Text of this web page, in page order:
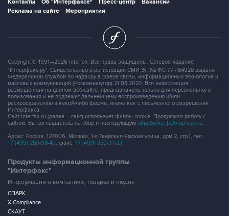
Контакты Об "Интерфаксе" Пресс-центр
Вакансии
Реклама на сайте
Мероприятия
Copyright © 1991—2026 Interfax. Все права защищены. Сетевое издание
"Интерфакс.ру". Свидетельство о регистрации СМИ ЭЛ № ФС 77 - 84928 выдано
Федеральной службой по надзору в сфере связи, информационных технологий и
массовых коммуникаций (Роскомнадзор) 21.03.2023. Вся информация,
размещенная на данном веб-сайте, предназначена только для персонального
пользования и не подлежит дальнейшему воспроизведению и/или
распространению в какой-либо форме, иначе как с письменного разрешения
Интерфакса.
Сайт Interfax.ru (далее – сайт) использует файлы cookie. Продолжая работу с
сайтом, Вы соглашаетесь на сбор и последующую обработку файлов cookie.
Адрес: Россия, 127006, Москва, 1-я Тверская-Ямская улица, дом 2, стр.1, тел.:
+7 (499) 250-98-40, факс: +7 (499) 250-97-27
Продукты информационной группы
"Интерфакс"
Информация о компаниях, товарах и людях
СПАРК
X-Compliance
СКАУТ